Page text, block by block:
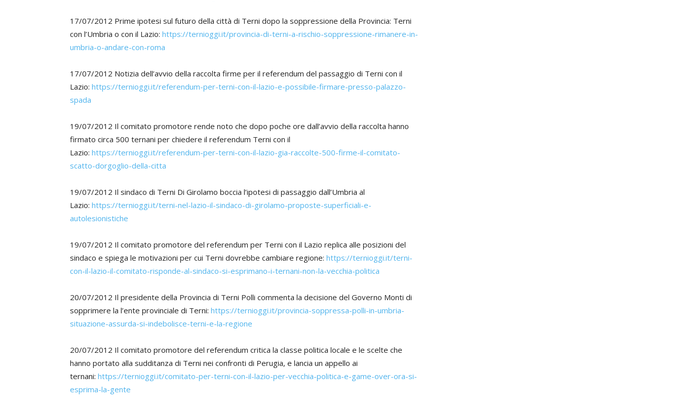
17/07/2012 Prime ipotesi sul futuro della città di Terni dopo la soppressione della Provincia: Terni
con l’Umbria o con il Lazio: https://ternioggi.it/provincia-di-terni-a-rischio-soppressione-rimanere-in-
umbria-o-andare-con-roma
17/07/2012 Notizia dell’avvio della raccolta firme per il referendum del passaggio di Terni con il
Lazio: https://ternioggi.it/referendum-per-terni-con-il-lazio-e-possibile-firmare-presso-palazzo-
spada
19/07/2012 Il comitato promotore rende noto che dopo poche ore dall’avvio della raccolta hanno
firmato circa 500 ternani per chiedere il referendum Terni con il
Lazio: https://ternioggi.it/referendum-per-terni-con-il-lazio-gia-raccolte-500-firme-il-comitato-
scatto-dorgoglio-della-citta
19/07/2012 Il sindaco di Terni Di Girolamo boccia l’ipotesi di passaggio dall’Umbria al
Lazio: https://ternioggi.it/terni-nel-lazio-il-sindaco-di-girolamo-proposte-superficiali-e-
autolesionistiche
19/07/2012 Il comitato promotore del referendum per Terni con il Lazio replica alle posizioni del
sindaco e spiega le motivazioni per cui Terni dovrebbe cambiare regione: https://ternioggi.it/terni-
con-il-lazio-il-comitato-risponde-al-sindaco-si-esprimano-i-ternani-non-la-vecchia-politica
20/07/2012 Il presidente della Provincia di Terni Polli commenta la decisione del Governo Monti di
sopprimere la l’ente provinciale di Terni: https://ternioggi.it/provincia-soppressa-polli-in-umbria-
situazione-assurda-si-indebolisce-terni-e-la-regione
20/07/2012 Il comitato promotore del referendum critica la classe politica locale e le scelte che
hanno portato alla sudditanza di Terni nei confronti di Perugia, e lancia un appello ai
ternani: https://ternioggi.it/comitato-per-terni-con-il-lazio-per-vecchia-politica-e-game-over-ora-si-
esprima-la-gente